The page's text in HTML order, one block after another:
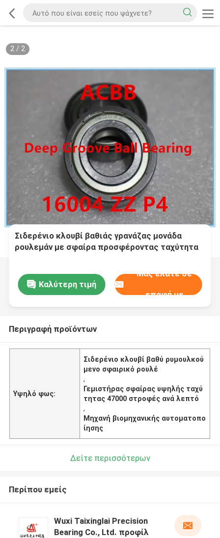
2/ 2
Σιδερένιο κλουβί βαθιάς γρανάζας μονάδα
ρουλεμάν με σφαίρα προσφέροντας ταχύτητα
Καλύτερη τιμή
Μας ελάτε σε
επαφή με
Περιγραφή προϊόντων
Υψηλό φως:
Σιδερένιο κλουβί βαθύ ρυμουλκού
μενο σφαιρικό ρουλέ
,
Γεμιστήρας σφαίρας υψηλής ταχύ
τητας 47000 στροφές ανά λεπτό
,
Μηχανή βιομηχανικής αυτοματοπο
ίησης
Δείτε περισσότερων
Περίπου εμείς
Wuxi Taixinglai Precision
Bearing Co., Ltd. προφίλ